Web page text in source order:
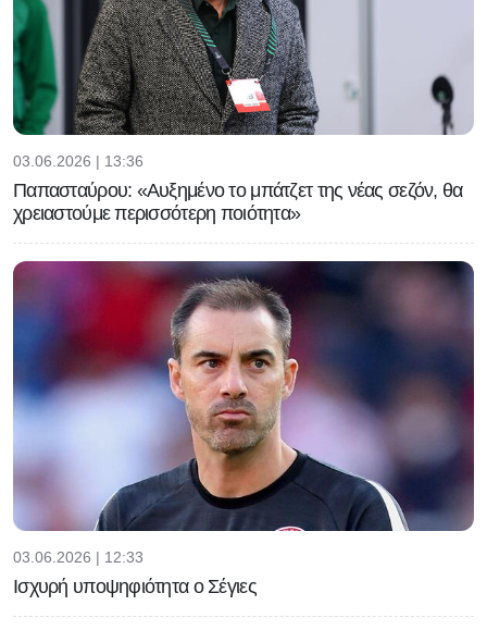
03.06.2026 | 13:36
Παπασταύρου: «Αυξημένο το μπάτζετ της νέας σεζόν, θα
χρειαστούμε περισσότερη ποιότητα»
03.06.2026 | 12:33
Ισχυρή υποψηφιότητα ο Σέγιες